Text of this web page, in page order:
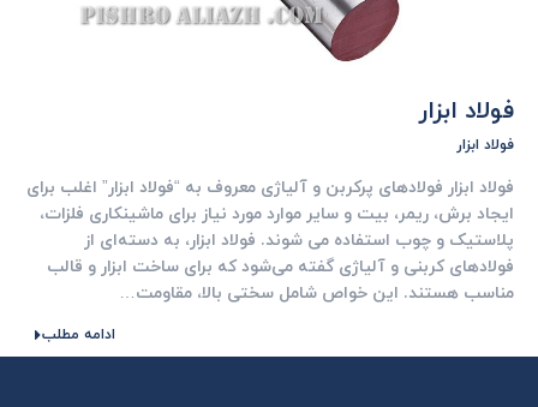
فولاد ابزار
فولاد ابزار
فولاد ابزار فولادهای پرکربن و آلیاژی معروف به “فولاد ابزار” اغلب برای
ایجاد برش، ریمر، بیت و سایر موارد مورد نیاز برای ماشینکاری فلزات،
پلاستیک و چوب استفاده می شوند. فولاد ابزار، به دسته‌ای از
فولادهای کربنی و آلیاژی گفته می‌شود که برای ساخت ابزار و قالب
مناسب هستند. این خواص شامل سختی بالا، مقاومت…
ادامه مطلب